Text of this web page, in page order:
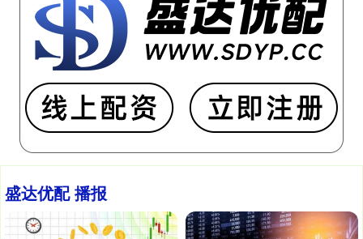
盛达优配 播报